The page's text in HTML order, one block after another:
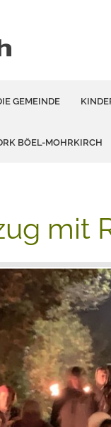
GEMEINDE
BÖEL-MOHRKIRCH
mit